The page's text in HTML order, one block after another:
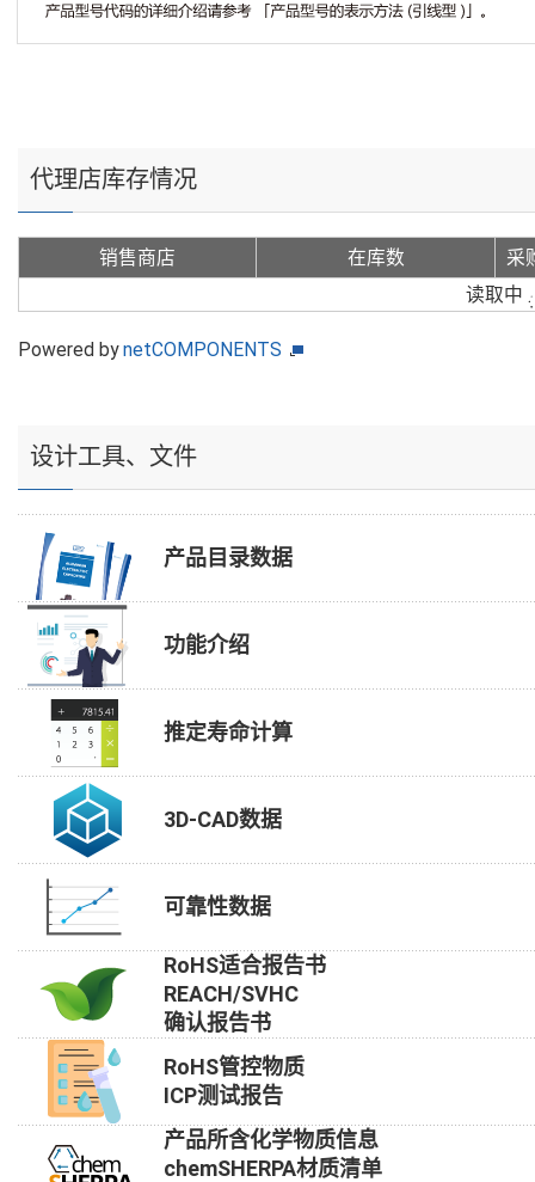
代理店库存情况
销售商店 在库数
采
读取中
Powered bynetCOMPONENTS
设计工具、文件
产品目录数据
功能介绍
推定寿命计算
3D-CAD数据
可靠性数据
RoHS适合报告书
REACH/SVHC
确认报告书
RoHS管控物质
ICP测试报告
产品所含化学物质信息
chemSHERPA材质清单